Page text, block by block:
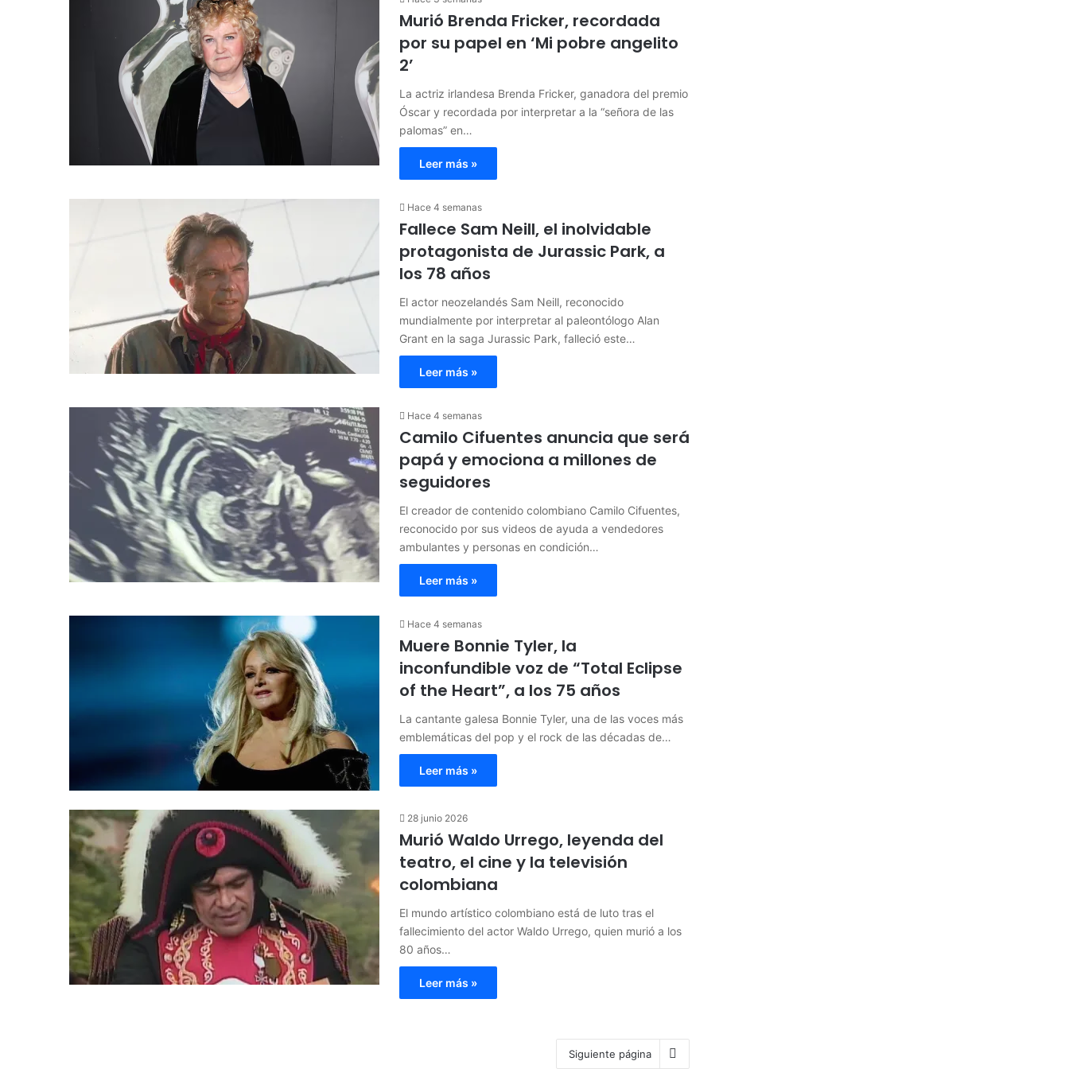
Murió Brenda Fricker, recordada
por su papel en ‘Mi pobre angelito
2’
La actriz irlandesa Brenda Fricker, ganadora del premio
Óscar y recordada por interpretar a la “señora de las
palomas” en…
Leer más »
Hace 4 semanas
Fallece Sam Neill, el inolvidable
protagonista de Jurassic Park, a
los 78 años
El actor neozelandés Sam Neill, reconocido
mundialmente por interpretar al paleontólogo Alan
Grant en la saga Jurassic Park, falleció este…
Leer más »
Hace 4 semanas
Camilo Cifuentes anuncia que será
papá y emociona a millones de
seguidores
El creador de contenido colombiano Camilo Cifuentes,
reconocido por sus videos de ayuda a vendedores
ambulantes y personas en condición…
Leer más »
Hace 4 semanas
Muere Bonnie Tyler, la
inconfundible voz de “Total Eclipse
of the Heart”, a los 75 años
La cantante galesa Bonnie Tyler, una de las voces más
emblemáticas del pop y el rock de las décadas de…
Leer más »
28 junio 2026
Murió Waldo Urrego, leyenda del
teatro, el cine y la televisión
colombiana
El mundo artístico colombiano está de luto tras el
fallecimiento del actor Waldo Urrego, quien murió a los
80 años…
Leer más »
Siguiente página